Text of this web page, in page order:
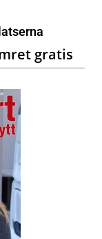
gratis